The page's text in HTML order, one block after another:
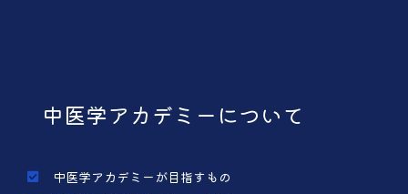
中医学アカデミーについて
中医学アカデミーが目指すもの